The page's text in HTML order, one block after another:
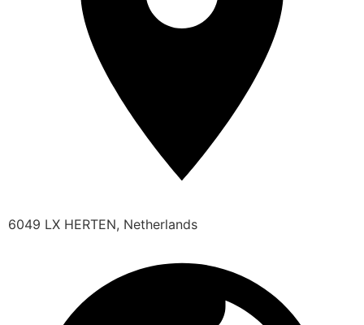
6049 LX HERTEN, Netherlands